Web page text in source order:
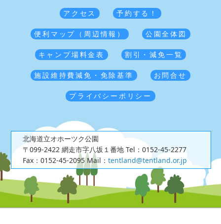
アクセス 予約する！
便利マップ（周辺情報） 公園全体図
キャンプ場料金表 割引・減免一覧
施設維持費減免・免除基準 お問合せ
プライバシーポリシー
北海道立オホーツク公園
〒099-2422 網走市字八坂１番地 Tel：0152-45-2277
Fax：0152-45-2095Mail： tentland@tentland.or.jp